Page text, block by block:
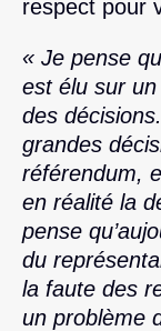
respect pour
« Je pense
est élu sur
des
grandes
référendum,
en réalité la
pense
du
la faute des
un problème